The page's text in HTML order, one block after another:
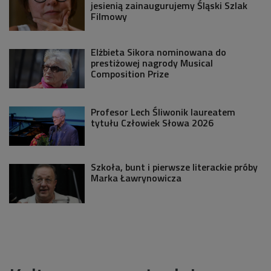
jesienią zainaugurujemy Śląski Szlak
Filmowy
Elżbieta Sikora nominowana do
prestiżowej nagrody Musical
Composition Prize
Profesor Lech Śliwonik laureatem
tytułu Człowiek Słowa 2026
Szkoła, bunt i pierwsze literackie próby
Marka Ławrynowicza